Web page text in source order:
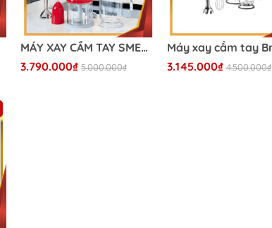
MÁY XAY CẦM TAY SMEG HBF03 (màu đỏ)
3.790.000₫ 5.000.000₫
3.145.000₫ 4.500.000₫